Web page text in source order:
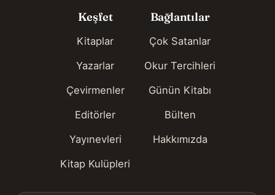
Keşfet
Kitaplar
Yazarlar
Çevirmenler
Editörler
Yayınevleri
Kitap Kulüpleri
Bağlantılar
Çok Satanlar
Okur Tercihleri
Günün Kitabı
Bülten
Hakkımızda